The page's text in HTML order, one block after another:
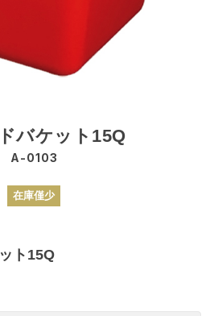
バケット15Q
A-0103
在庫僅少
ト15Q